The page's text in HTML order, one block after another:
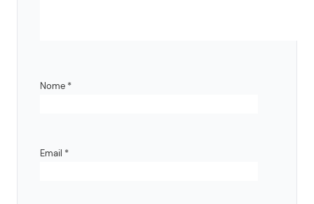
Nome *
Email *